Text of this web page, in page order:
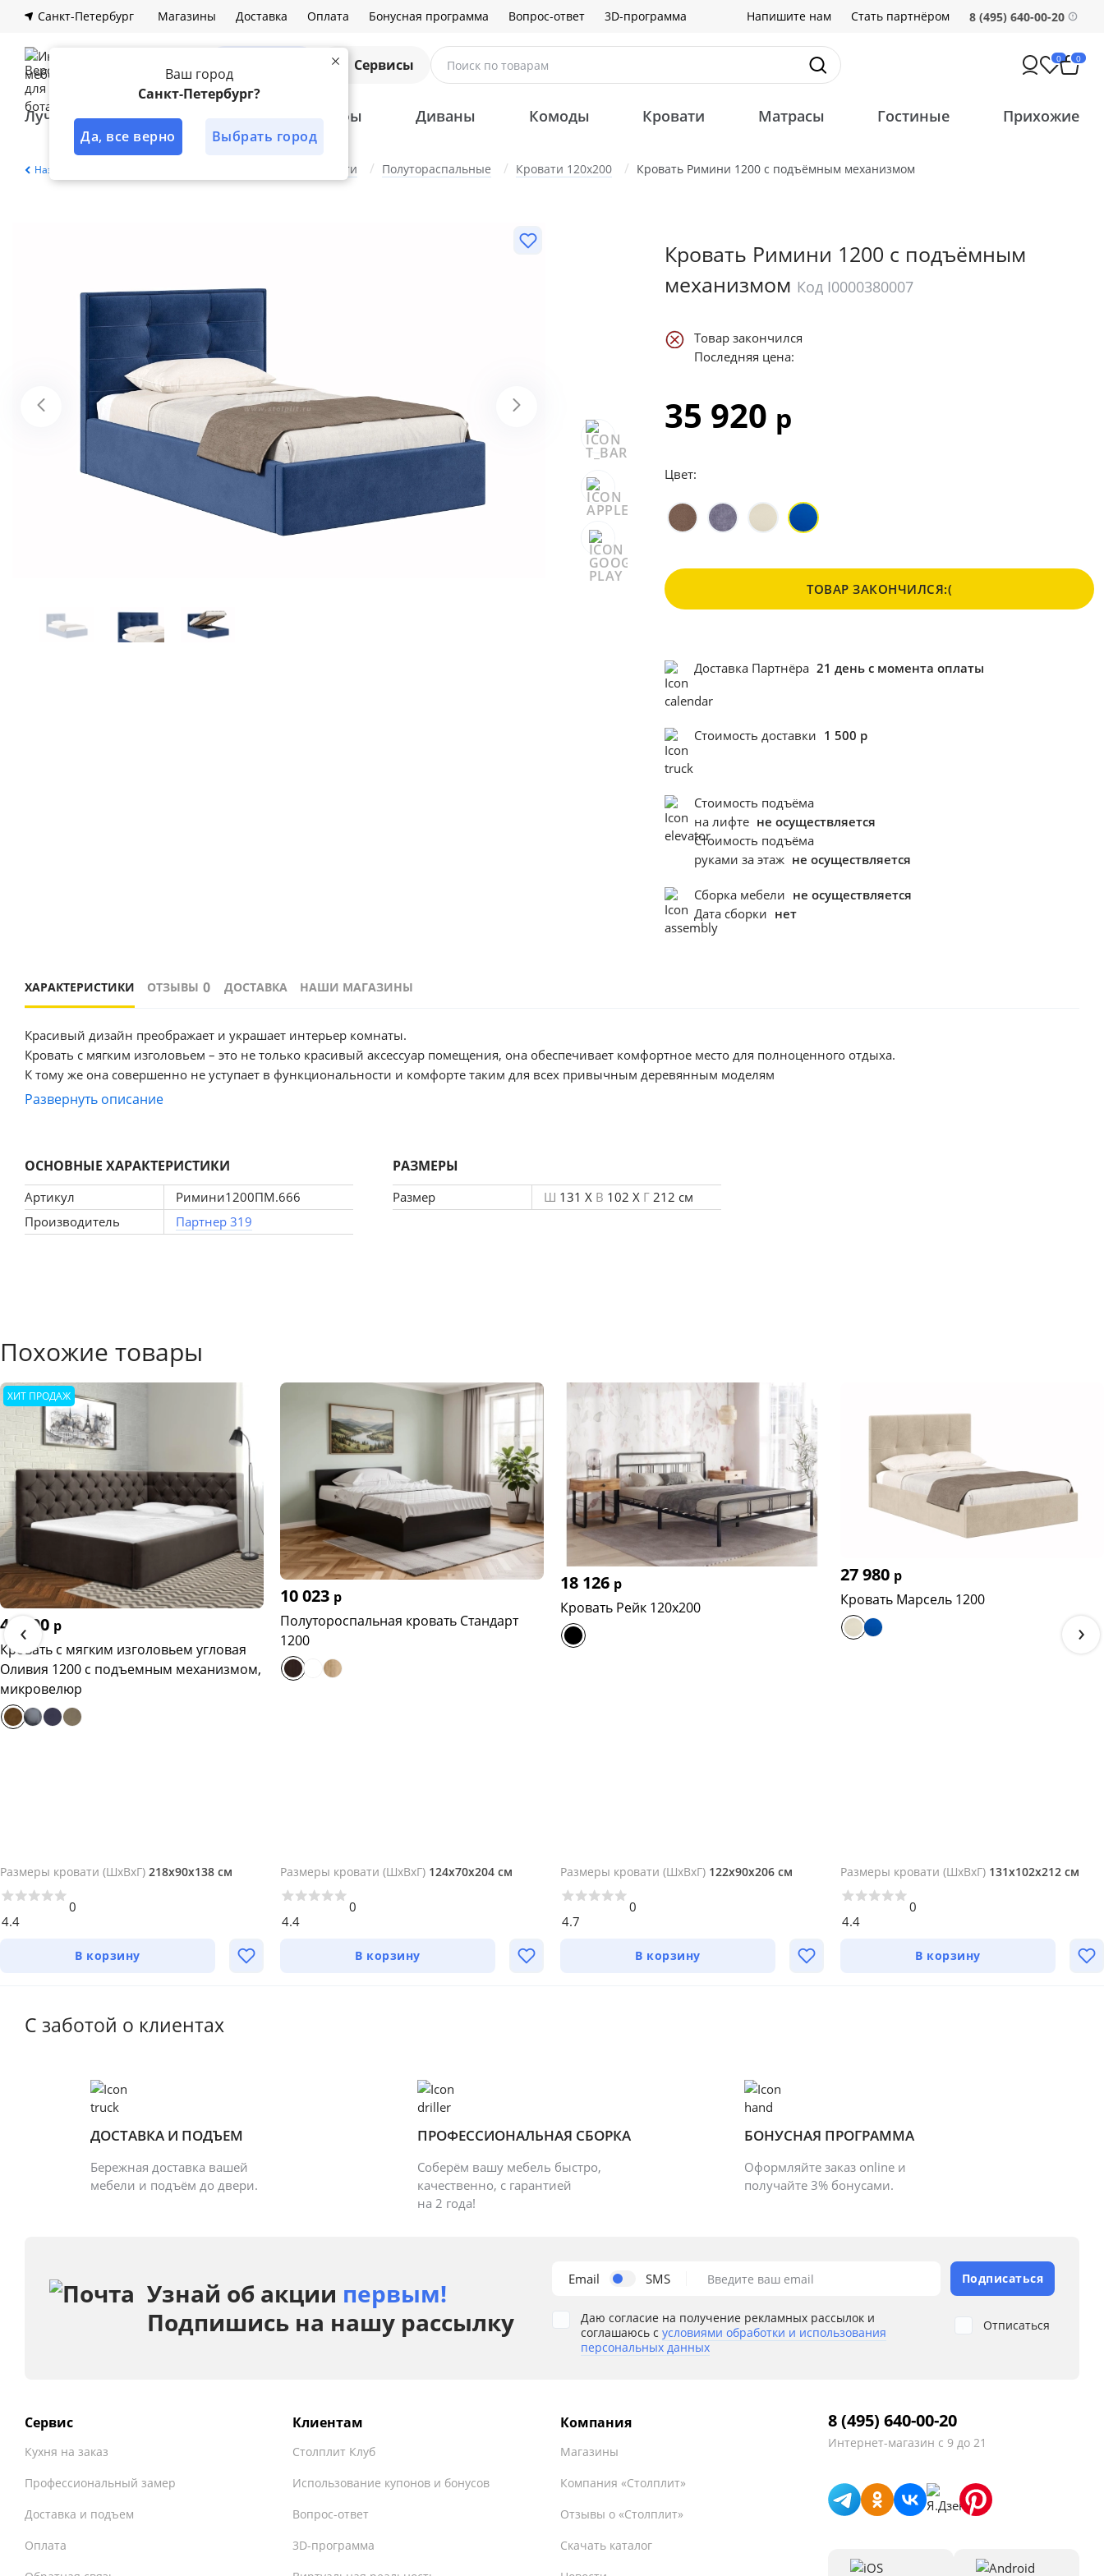
Ваш город
Санкт-Петербург?
Да, все верно Выбрать город
Санкт-Петербург Магазины Доставка Оплата Бонусная программа Вопрос-ответ 3D-программа Напишите нам Стать партнёром 8 (495) 640-00-20
Сервисы Поиск по товарам 0 0
Лучшее решение Шкафы Диваны Комоды Кровати Матрасы Гостиные Прихожие
Назад Кровати Полутораспальные Кровати 120х200 Кровать Римини 1200 с подъёмным механизмом
Кровать Римини 1200 с подъёмным
механизмом Код I0000380007
Товар закончился
Последняя цена:
35 920 р
Цвет:
ТОВАР ЗАКОНЧИЛСЯ:(
Доставка Партнёра 21 день с момента оплаты
Стоимость доставки 1 500 р
Стоимость подъёма
на лифте не осуществляется
Стоимость подъёма
руками за этаж не осуществляется
Сборка мебели не осуществляется
Дата сборки нет
ХАРАКТЕРИСТИКИ ОТЗЫВЫ 0 ДОСТАВКА НАШИ МАГАЗИНЫ
Красивый дизайн преображает и украшает интерьер комнаты.
Кровать с мягким изголовьем – это не только красивый аксессуар помещения, она обеспечивает комфортное место для полноценного отдыха.
К тому же она совершенно не уступает в функциональности и комфорте таким для всех привычным деревянным моделям
Кровать имеет нишу для хранения разных вещей, это очень удобно, если пространство в комнате не дает возможность поставить
Развернуть описание
ОСНОВНЫЕ ХАРАКТЕРИСТИКИ
Артикул
Римини1200ПМ.666
Производитель
Партнер 319
РАЗМЕРЫ
Размер Ш 131 X В 102 X Г 212 см
Похожие товары
ХИТ ПРОДАЖ
44 600 р
Кровать с мягким изголовьем угловая
Оливия 1200 с подъемным механизмом,
микровелюр
Размеры кровати (ШхВхГ) 218х90х138 см
4.4
0
В корзину
10 023 р
Полутороспальная кровать Стандарт
1200
Размеры кровати (ШхВхГ) 124х70х204 см
4.4
0
В корзину
18 126 р
Кровать Рейк 120х200
Размеры кровати (ШхВхГ) 122х90х206 см
4.7
0
В корзину
27 980 р
Кровать Марсель 1200
Размеры кровати (ШхВхГ) 131х102х212 см
4.4
0
В корзину
‹ ›
С заботой о клиентах
ДОСТАВКА И ПОДЪЕМ
Бережная доставка вашей
мебели и подъём до двери.
ПРОФЕССИОНАЛЬНАЯ СБОРКА
Соберём вашу мебель быстро,
качественно, с гарантией
на 2 года!
БОНУСНАЯ ПРОГРАММА
Оформляйте заказ online и
получайте 3% бонусами.
Узнай об акции первым!
Подпишись на нашу рассылку
Email SMS Введите ваш email Подписаться
Даю согласие на получение рекламных рассылок и
соглашаюсь с условиями обработки и использования
персональных данных
Отписаться
Сервис
Кухня на заказ
Профессиональный замер
Доставка и подъем
Оплата
Клиентам
Столплит Клуб
Использование купонов и бонусов
Вопрос-ответ
3D-программа
Компания
Магазины
Компания «Столплит»
Отзывы о «Столплит»
Скачать каталог
8 (495) 640-00-20
Интернет-магазин с 9 до 21